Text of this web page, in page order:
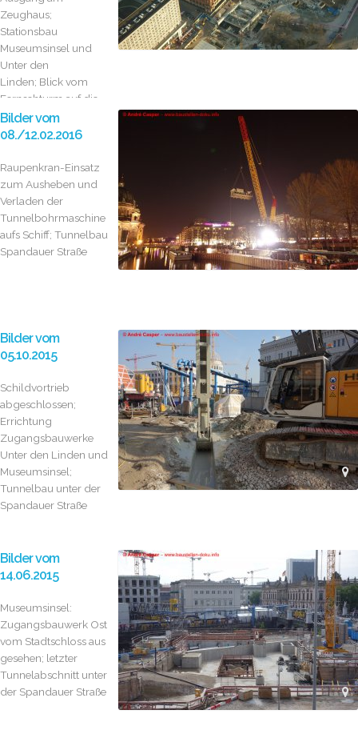
Zeughaus;
Stationsbau
Museumsinsel und
Unter den
Linden; Blick vom
Fernsehturm auf die
Baustelle
Bilder vom
08./12.02.2016
Raupenkran-Einsatz
zum Ausheben und
Verladen der
Tunnelbohrmaschine
aufs Schiff; Tunnelbau
Spandauer Straße
Bilder vom
05.10.2015
Schildvortrieb
abgeschlossen;
Errichtung
Zugangsbauwerke
Unter den Linden und
Museumsinsel;
Tunnelbau unter der
Spandauer Straße
Bilder vom
14.06.2015
Museumsinsel:
Zugangsbauwerk Ost
vom Stadtschloss aus
gesehen; letzter
Tunnelabschnitt unter
der Spandauer Straße